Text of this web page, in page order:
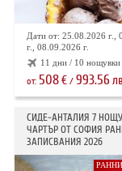
Дати от: 25.08.2026 г.,
г., 08.09.2026 г.
11 дни / 10 нощувки
от: 508€/ 993.56
СИДЕ-АНТАЛИЯ 7
ЧАРТЪР OT СОФИЯ
ЗАПИСВАНИЯ 2026